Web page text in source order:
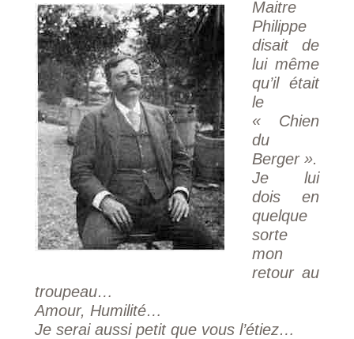
Maitre
Philippe
disait de
lui même
qu’il était
le
« Chien
du
Berger ».
Je lui
dois en
quelque
sorte
mon
retour au
troupeau…
Amour, Humilité…
Je serai aussi petit que vous l’étiez…